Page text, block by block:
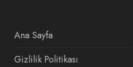
Ana Sayfa
Gizlilik Politikası